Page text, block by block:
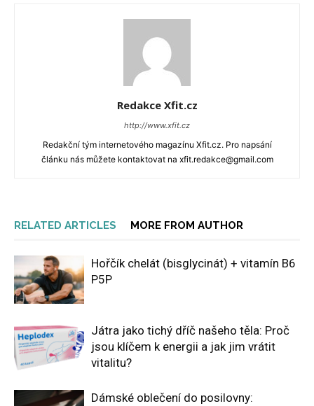
Redakce Xfit.cz
http://www.xfit.cz
Redakční tým internetového magazínu Xfit.cz. Pro napsání
článku nás můžete kontaktovat na xfit.redakce@gmail.com
RELATED ARTICLES MORE FROM AUTHOR
Hořčík chelát (bisglycinát) + vitamín B6
P5P
Játra jako tichý dříč našeho těla: Proč
jsou klíčem k energii a jak jim vrátit
vitalitu?
Dámské oblečení do posilovny: